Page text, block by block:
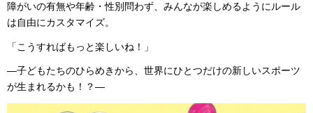
障がいの有無や年齢・性別問わず、みんなが楽しめるようにルール
は自由にカスタマイズ。
「こうすればもっと楽しいね！」
―子どもたちのひらめきから、世界にひとつだけの新しいスポーツ
が生まれるかも！？―